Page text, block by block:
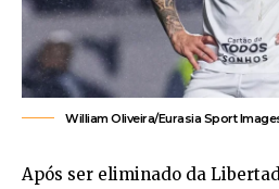
William Oliveira/Eurasia Sport
Após ser eliminado da